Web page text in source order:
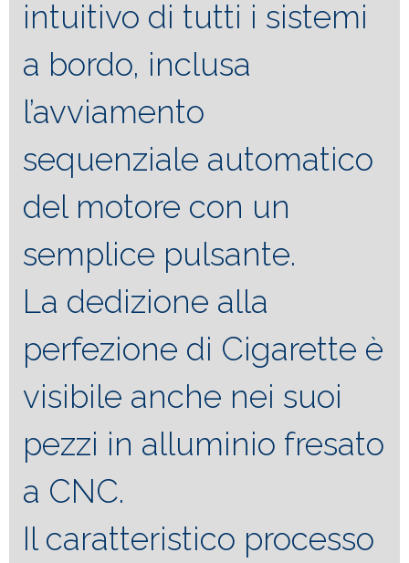
intuitivo di tutti i sistemi
a bordo, inclusa
l’avviamento
sequenziale automatico
del motore con un
semplice pulsante.
La dedizione alla
perfezione di Cigarette è
visibile anche nei suoi
pezzi in alluminio fresato
a CNC.
Il caratteristico processo